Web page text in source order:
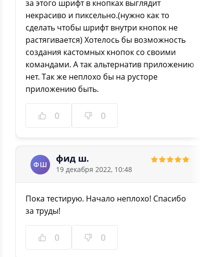
за этого шрифт в кнопках выглядит
некрасиво и пиксельно.(нужно как то
сделать чтобы шрифт внутри кнопок не
растягивается) Хотелось бы возможность
создания кастомных кнопок со своими
командами. А так альтернатив приложению
нет. Так же неплохо бы на русторе
приложению быть.
0 0
ФШ
фид ш.
19 декабря 2022, 10:48
Пока тестирую. Начало неплохо! Спасибо
за труды!
0 0